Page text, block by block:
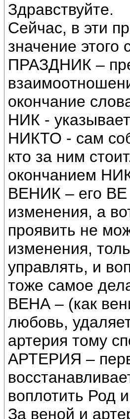
Здравствуйте.
Сейчас, в эти
значение этого
ПРАЗДНИК –
окончание
НИК -
НИКТО - сам
кто за ним
окончанием
ВЕНИК – его ВЕ
изменения, а
проявить не
изменения,
управлять, и
тоже самое
ВЕНА – (как
любовь,
артерия тому
АРТЕРИЯ –
воплотить Род
За веной и